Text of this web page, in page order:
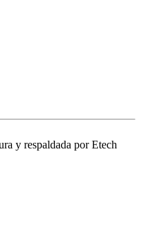
y respaldada por Etech